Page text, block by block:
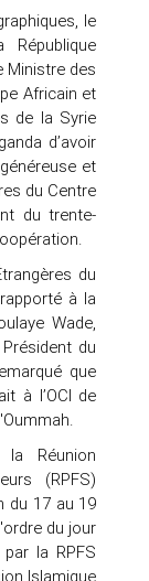
le
Ministre des
Africain et
de la Syrie
d’avoir
et
du Centre
du trente-
du
à la
Wade,
du
que
à l’OCI de
Réunion
(RPFS)
du 17 au 19
du jour
la RPFS
Islamique